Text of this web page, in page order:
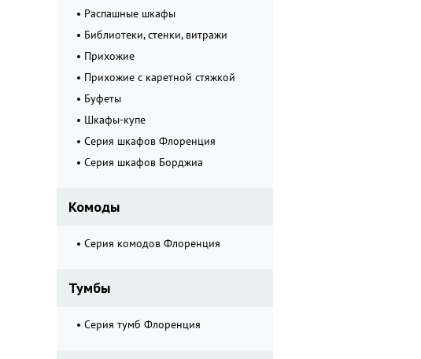
Распашные шкафы
Библиотеки, стенки, витражи
Прихожие
Прихожие с каретной стяжкой
Буфеты
Шкафы-купе
Серия шкафов Флоренция
Серия шкафов Борджиа
Комоды
Серия комодов Флоренция
Тумбы
Серия тумб Флоренция